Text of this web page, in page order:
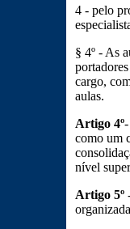
4 - pelo
§ 4º - As
cargo,
aulas.
Artigo 4º-
como um
nível
Artigo 5º-